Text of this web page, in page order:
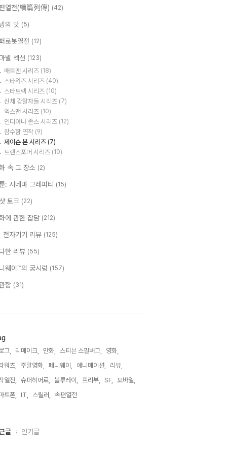
열전(續篇列傳) (42)
의 맛 (5)
로봇열전 (12)
별 섹션 (123)
배트맨 시리즈 (18)
스타워즈 시리즈 (40)
스타트렉 시리즈 (10)
신체 강탈자들 시리즈 (7)
엑스맨 시리즈 (10)
인디아나 존스 시리즈 (12)
잠수함 연작 (9)
제이슨 본 시리즈 (7)
트랜스포머 시리즈 (10)
속 그 장소 (2)
: 시네마 그레피티 (15)
토크 (22)
에 관한 잡담 (212)
전자기기 리뷰 (125)
한 리뷰 (55)
웨이™의 궁시렁 (157)
함 (31)
그, 리메이크, 만화, 스티븐 스필버그,
영화,
워즈,
주말영화, 페니웨이, 애니메이션,
리뷰,
열전,
슈퍼히어로, 블루레이, 프리뷰, SF,
모바일,
트폰,
IT, 스릴러, 속편열전,
글 인기글